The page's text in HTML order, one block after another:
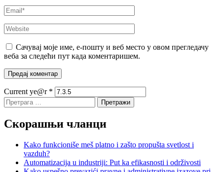
Сачувај моје име, е-пошту и веб место у овом прегледачу
веба за следећи пут када коментаришем.
Current ye@r *
Претрага
за:
Скорашњи чланци
Kako funkcioniše meš platno i zašto propušta svetlost i
vazduh?
Automatizacija u industriji: Put ka efikasnosti i održivosti